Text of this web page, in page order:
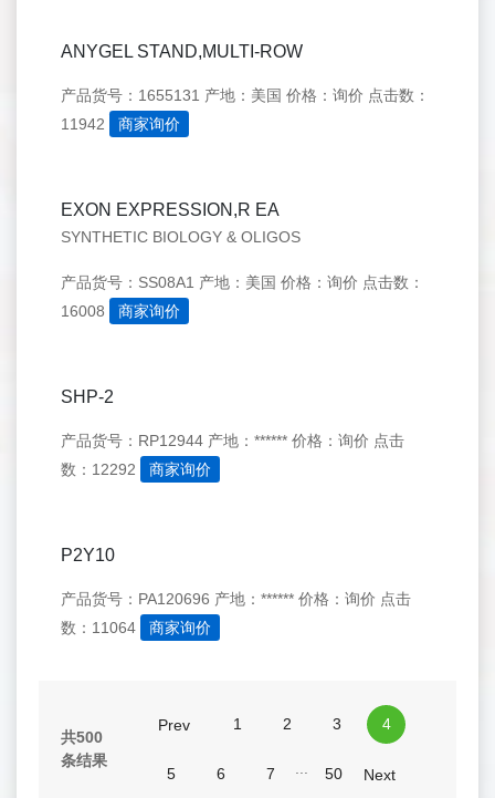
ANYGEL STAND,MULTI-ROW
产品货号：1655131 产地：美国 价格：询价 点击数：
11942
商家询价
EXON EXPRESSION,R EA
SYNTHETIC BIOLOGY & OLIGOS
产品货号：SS08A1 产地：美国 价格：询价 点击数：
16008
商家询价
SHP-2
产品货号：RP12944 产地：****** 价格：询价 点击
数：12292
商家询价
P2Y10
产品货号：PA120696 产地：****** 价格：询价 点击
数：11064
商家询价
共500
条结果
Prev 1 2 3 4
5 6 7 50 Next